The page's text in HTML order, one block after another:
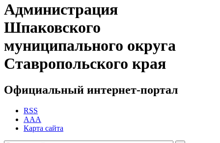
Администрация
Шпаковского
муниципального округа
Ставропольского края
Официальный интернет-портал
RSS
AAA
Карта сайта